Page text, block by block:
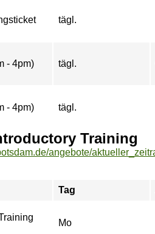
tägl.
- 4pm) tägl.
- 4pm) tägl.
Training
Tag
Mo